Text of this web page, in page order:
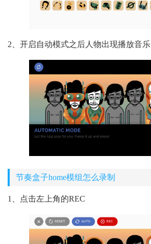
2、开启自动模式之后人物出现播放音乐
节奏盒子home模组怎么录制
1、点击左上角的REC